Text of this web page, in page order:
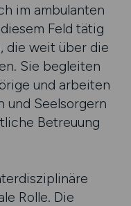
im ambulanten
Feld tätig
die weit über die
Sie begleiten
und arbeiten
und Seelsorgern
Betreuung
Rolle. Die